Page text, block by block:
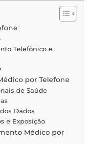
Telefônico e
por Telefone
de Saúde
Dados
e Exposição
Médico por